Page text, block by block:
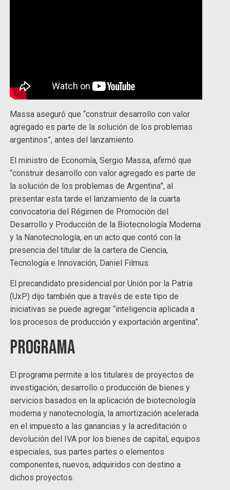
Massa aseguró que “construir desarrollo con valor
agregado es parte de la solución de los problemas
argentinos”, antes del lanzamiento.
El ministro de Economía, Sergio Massa, afirmó que
“construir desarrollo con valor agregado es parte de
la solución de los problemas de Argentina”, al
presentar esta tarde el lanzamiento de la cuarta
convocatoria del Régimen de Promoción del
Desarrollo y Producción de la Biotecnología Moderna
y la Nanotecnología, en un acto que contó con la
presencia del titular de la cartera de Ciencia,
Tecnología e Innovación, Daniel Filmus.
El precandidato presidencial por Unión por la Patria
(UxP) dijo también que a través de este tipo de
iniciativas se puede agregar “inteligencia aplicada a
los procesos de producción y exportación argentina”.
Programa
El programa permite a los titulares de proyectos de
investigación, desarrollo o producción de bienes y
servicios basados en la aplicación de biotecnología
moderna y nanotecnología, la amortización acelerada
en el impuesto a las ganancias y la acreditación o
devolución del IVA por los bienes de capital, equipos
especiales, sus partes partes o elementos
componentes, nuevos, adquiridos con destino a
dichos proyectos.